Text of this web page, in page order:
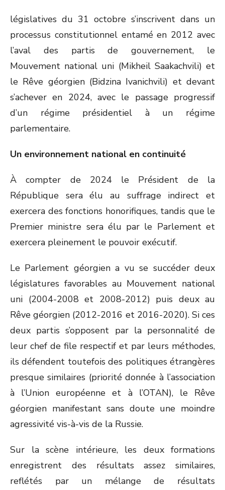
législatives du 31 octobre s’inscrivent dans un
processus constitutionnel entamé en 2012 avec
l’aval des partis de gouvernement, le
Mouvement national uni (Mikheil Saakachvili) et
le Rêve géorgien (Bidzina Ivanichvili) et devant
s’achever en 2024, avec le passage progressif
d’un régime présidentiel à un régime
parlementaire.
Un environnement national en continuité
À compter de 2024 le Président de la
République sera élu au suffrage indirect et
exercera des fonctions honorifiques, tandis que le
Premier ministre sera élu par le Parlement et
exercera pleinement le pouvoir exécutif.
Le Parlement géorgien a vu se succéder deux
législatures favorables au Mouvement national
uni (2004-2008 et 2008-2012) puis deux au
Rêve géorgien (2012-2016 et 2016-2020). Si ces
deux partis s’opposent par la personnalité de
leur chef de file respectif et par leurs méthodes,
ils défendent toutefois des politiques étrangères
presque similaires (priorité donnée à l’association
à l’Union européenne et à l’OTAN), le Rêve
géorgien manifestant sans doute une moindre
agressivité vis-à-vis de la Russie.
Sur la scène intérieure, les deux formations
enregistrent des résultats assez similaires,
reflétés par un mélange de résultats